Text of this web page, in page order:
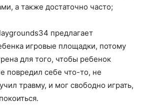
а также достаточно часто;
предлагает
игровые площадки, потому
для того, чтобы ребенок
повредил себе что-то, не
травму, и мог свободно играть,